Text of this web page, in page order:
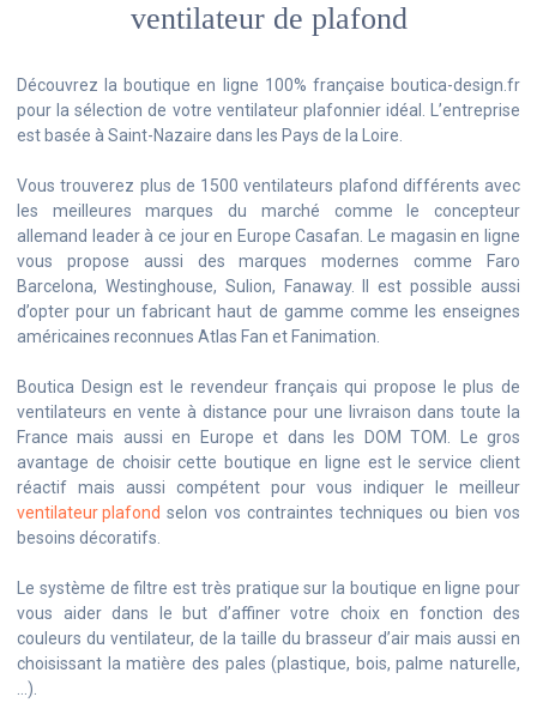
ventilateur de plafond
Découvrez la boutique en ligne 100% française boutica-design.fr
pour la sélection de votre ventilateur plafonnier idéal. L’entreprise
est basée à Saint-Nazaire dans les Pays de la Loire.
Vous trouverez plus de 1500 ventilateurs plafond différents avec
les meilleures marques du marché comme le concepteur
allemand leader à ce jour en Europe Casafan. Le magasin en ligne
vous propose aussi des marques modernes comme Faro
Barcelona, Westinghouse, Sulion, Fanaway. Il est possible aussi
d’opter pour un fabricant haut de gamme comme les enseignes
américaines reconnues Atlas Fan et Fanimation.
Boutica Design est le revendeur français qui propose le plus de
ventilateurs en vente à distance pour une livraison dans toute la
France mais aussi en Europe et dans les DOM TOM. Le gros
avantage de choisir cette boutique en ligne est le service client
réactif mais aussi compétent pour vous indiquer le meilleur
ventilateur plafond selon vos contraintes techniques ou bien vos
besoins décoratifs.
Le système de filtre est très pratique sur la boutique en ligne pour
vous aider dans le but d’affiner votre choix en fonction des
couleurs du ventilateur, de la taille du brasseur d’air mais aussi en
choisissant la matière des pales (plastique, bois, palme naturelle,
…).